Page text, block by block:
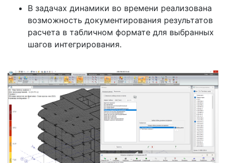
В задачах динамики во времени реализована
возможность документирования результатов
расчета в табличном формате для выбранных
шагов интегрирования.